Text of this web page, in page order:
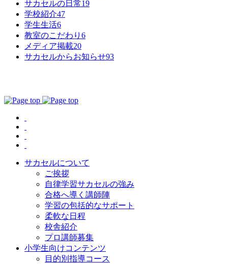
サカセルの日常19
学校紹介47
学生生活6
教室のこだわり 6
メディア掲載20
サカセルからお知らせ93
サカセルについて
ご挨拶
自律学習サカセルの強み
合格へ導く講師陣
学習の包括的なサポート
柔軟な日程
校舎紹介
プロ講師募集
小学生向けコンテンツ
目的別指導コース